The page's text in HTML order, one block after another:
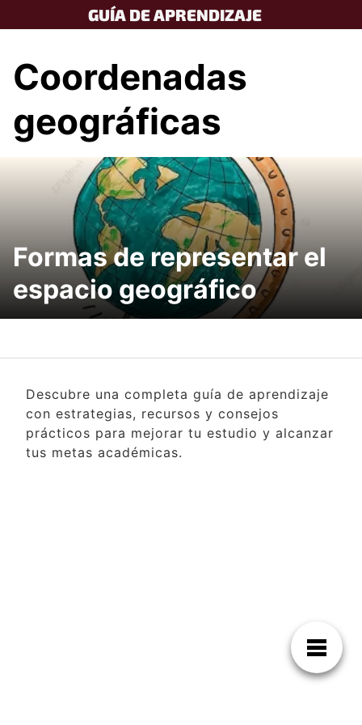
to
GUÍA DE APRENDIZAJE
Coordenadas
geográficas
Formas de representar el
espacio geográfico
Descubre una completa guía de aprendizaje
con estrategias, recursos y consejos
prácticos para mejorar tu estudio y alcanzar
tus metas académicas.